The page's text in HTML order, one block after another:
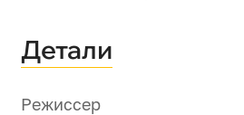
Детали
Режиссер